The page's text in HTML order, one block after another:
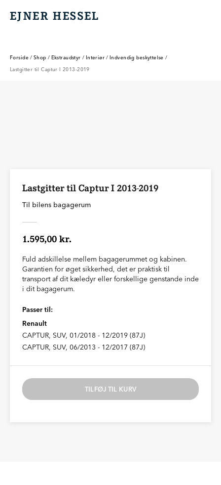
EJNER HESSEL
EJNER HESSEL
Forside / Shop / Ekstraudstyr / Interiør / Indvendig beskyttelse /
Lastgitter til Captur I 2013-2019
Lastgitter til Captur I 2013-2019
Til bilens bagagerum
1.595,00 kr.
Fuld adskillelse mellem bagagerummet og kabinen.
Garantien for øget sikkerhed, det er praktisk til
transport af dit kæledyr eller forskellige genstande inde
i dit bagagerum.
Passer til:
Renault
CAPTUR, SUV, 01/2018 - 12/2019 (87J)
CAPTUR, SUV, 06/2013 - 12/2017 (87J)
TILFØJ TIL KURV